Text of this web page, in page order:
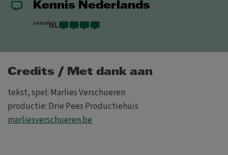
Kennis Nederlands
vanafNL
Credits / Met dank aan
tekst, spel: Marlies Verschueren
productie: Drie Pees Productiehuis
marliesverschueren.be